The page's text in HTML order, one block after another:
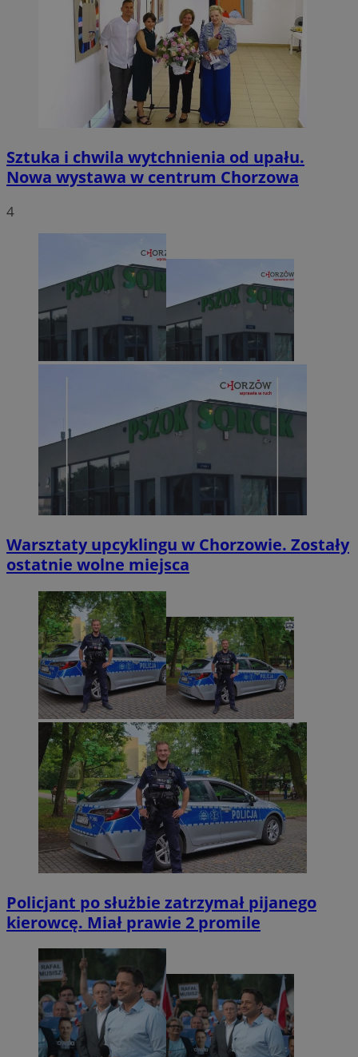
Sztuka i chwila wytchnienia od upału.
Nowa wystawa w centrum Chorzowa
4
Warsztaty upcyklingu w Chorzowie. Zostały
ostatnie wolne miejsca
Policjant po służbie zatrzymał pijanego
kierowcę. Miał prawie 2 promile